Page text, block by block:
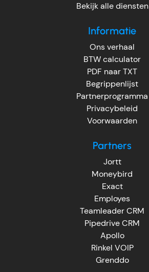
Bekijk alle diensten
Informatie
Ons verhaal
BTW calculator
PDF naar TXT
Begrippenlijst
Partnerprogramma
Privacybeleid
Voorwaarden
Partners
Jortt
Moneybird
Exact
Employes
Teamleader CRM
Pipedrive CRM
Apollo
Rinkel VOIP
Grenddo